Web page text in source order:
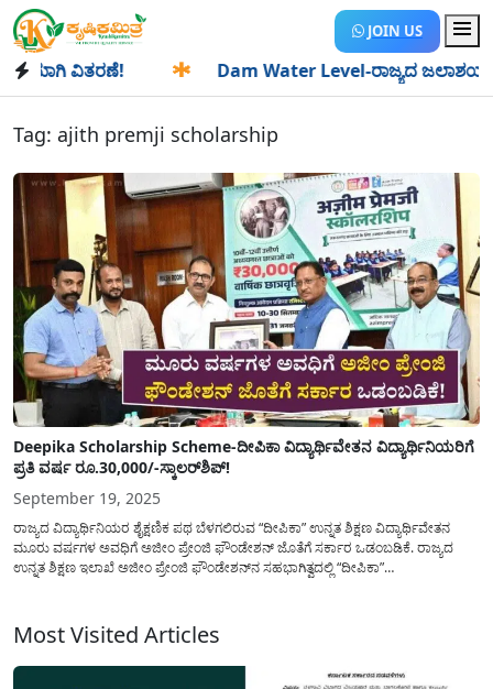
JOIN US
ವಿತರಣೆ! Dam Water Level-ರಾಜ್ಯದ ಜಲಾಶಯಗಳಿಗೆ
Tag: ajith premji scholarship
Deepika Scholarship Scheme-ದೀಪಿಕಾ ವಿದ್ಯಾರ್ಥಿವೇತನ ವಿದ್ಯಾರ್ಥಿನಿಯರಿಗೆ
ಪ್ರತಿ ವರ್ಷ ರೂ.30,000/-ಸ್ಕಾಲರ್‌ಶಿಪ್‌!
September 19, 2025
ರಾಜ್ಯದ ವಿದ್ಯಾರ್ಥಿನಿಯರ ಶೈಕ್ಷಣಿಕ ಪಥ ಬೆಳಗಲಿರುವ “ದೀಪಿಕಾ” ಉನ್ನತ ಶಿಕ್ಷಣ ವಿದ್ಯಾರ್ಥಿವೇತನ
ಮೂರು ವರ್ಷಗಳ ಅವಧಿಗೆ ಅಜೀಂ ಪ್ರೇಂಜಿ ಫೌಂಡೇಶನ್ ಜೊತೆಗೆ ಸರ್ಕಾರ ಒಡಂಬಡಿಕೆ. ರಾಜ್ಯದ
ಉನ್ನತ ಶಿಕ್ಷಣ ಇಲಾಖೆ ಅಜೀಂ ಪ್ರೇಂಜಿ ಫೌಂಡೇಶನ್‍ನ ಸಹಭಾಗಿತ್ವದಲ್ಲಿ “ದೀಪಿಕಾ”
Most Visited Articles